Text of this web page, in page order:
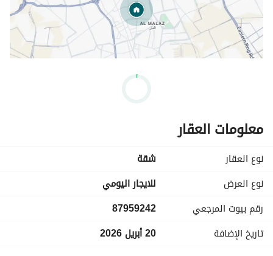
معلومات العقار
نوع العقار
شقة
نوع العرض
للايجار اليومي
رقم بيوت المرجعي
87959242
تاريخ الإضافة
20 أبريل 2026